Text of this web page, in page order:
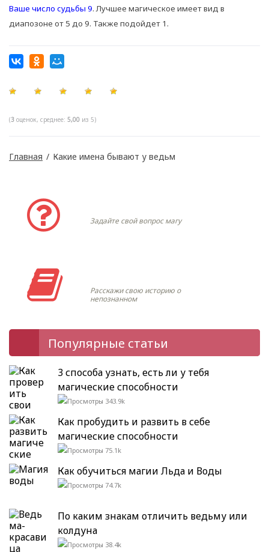
Ваше число судьбы 9. Лучшее магическое имеет вид в
диапозоне от 5 до 9. Также подойдет 1.
(3 оценок, среднее: 5,00 из 5)
Главная / Какие имена бывают у ведьм
Задайте свой вопрос магу
Расскажи свою историю о
непознанном
Популярные статьи
3 способа узнать, есть ли у тебя
магические способности
343.9k
Как пробудить и развить в себе
магические способности
75.1k
Как обучиться магии Льда и Воды
74.7k
По каким знакам отличить ведьму или
колдуна
38.4k